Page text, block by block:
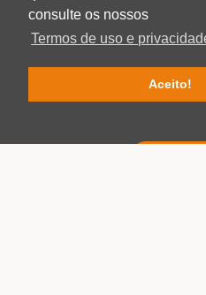
consulte os nossos
Termos de uso e
Aceito!